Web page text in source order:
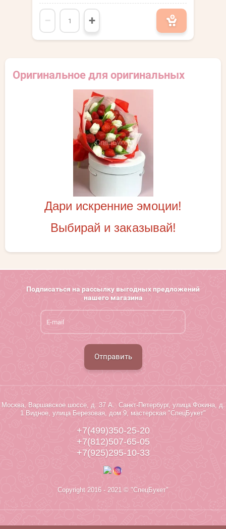
Оригинальное для оригинальных
Дари искренние эмоции!
Выбирай и заказывай!
− +
Подписаться на рассылку выгодных предложений
нашего магазина
Отправить
Москва, Варшавское шоссе, д. 37 А. Санкт-Петербург, улица Фокина, д.
1 Видное, улица Березовая, дом 9, мастерская "СпецБукет"
+7(499)350-25-20
+7(812)507-65-05
+7(925)295-10-33
Copyright 2016 - 2021 © "СпецБукет"